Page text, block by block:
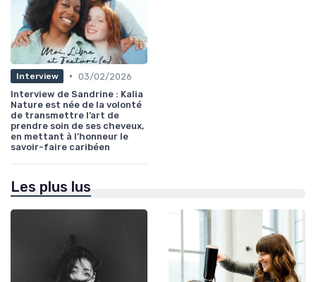
Interview • 03/02/2026
Interview de Sandrine : Kalia
Nature est née de la volonté
de transmettre l’art de
prendre soin de ses cheveux,
en mettant à l’honneur le
savoir-faire caribéen
Les plus lus